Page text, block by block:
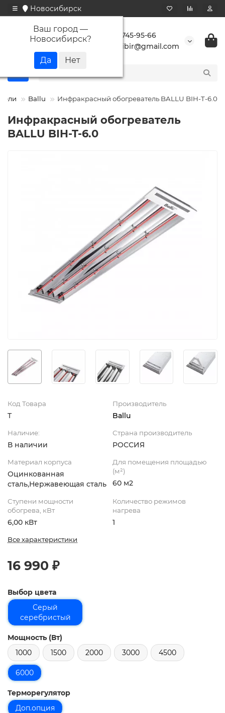
Новосибирск
Ваш город —
Новосибирск?
+7 923 745-95-66
buransibir@gmail.com
Ballu Инфракрасный обогреватель BALLU BIH-T-6.0
Инфракрасный обогреватель
BALLU BIH-T-6.0
Код Товара
T
Производитель
Ballu
Наличие:
В наличии
Страна производитель
РОССИЯ
Материал корпуса
Оцинкованная
сталь,Нержавеющая сталь
Для помещения площадью
(м²)
60 м2
Ступени мощности
обогрева, кВт
6,00 кВт
Количество режимов
нагрева
1
Все характеристики
16 990 ₽
Выбор цвета
Серый
серебристый
Мощность (Вт)
1000
1500 2000 3000 4500
6000
Терморегулятор
Доп.опция